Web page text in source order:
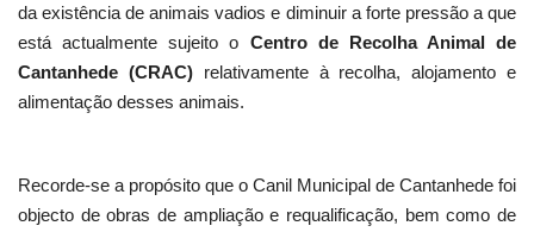
da existência de animais vadios e diminuir a forte pressão a que
está actualmente sujeito o Centro de Recolha Animal de
Cantanhede (CRAC)relativamente à recolha, alojamento e
alimentação desses animais.
Recorde-se a propósito que o Canil Municipal de Cantanhede foi
objecto de obras de ampliação e requalificação, bem como de